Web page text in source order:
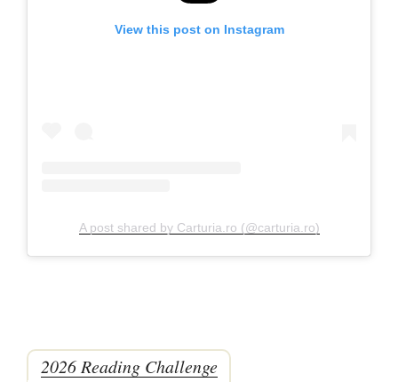
View this post on Instagram
A post shared by Carturia.ro (@carturia.ro)
2026 Reading Challenge